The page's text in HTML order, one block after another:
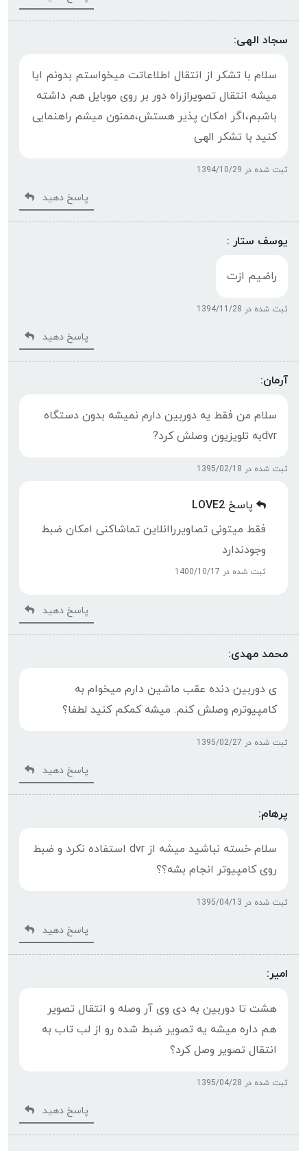
سجاد الهی:
سلام با تشکر از انتقال اطلاعاتت میخواستم بدونم ایا
میشه انتقال تصویرازراه دور بر روی موبایل هم داشته
باشبم،اگر امکان پذیر هستش،ممنون میشم راهنمایی
کنید با تشکر الهی
ثبت شده در 1394/10/29
پاسخ دهید
یوسف ستار :
راضیم ازت
ثبت شده در 1394/11/28
پاسخ دهید
آرمان:
سلام من فقط یه دوربین دارم نمیشه بدون دستگاه
dvrبه تلویزیون وصلش کرد?
ثبت شده در 1395/02/18
پاسخ LOVE2
فقط میتونی تصاویرراانلاین تماشاکنی امکان ضبط
وجودندارد
ثبت شده در 1400/10/17
پاسخ دهید
محمد مهدی:
ی دوربین دنده عقب ماشین دارم میخوام به
کامپیوترم وصلش کنم. میشه کمکم کنید لطفا؟
ثبت شده در 1395/02/27
پاسخ دهید
پرهام:
سلام خسته نباشید میشه از dvr استفاده نکرد و ضبط
روی کامپیوتر انجام بشه؟؟
ثبت شده در 1395/04/13
پاسخ دهید
امیر:
هشت تا دوربین به دی وی آر وصله و انتقال تصویر
هم داره میشه یه تصویر ضبط شده رو از لب تاب به
انتقال تصویر وصل کرد؟
ثبت شده در 1395/04/28
پاسخ دهید